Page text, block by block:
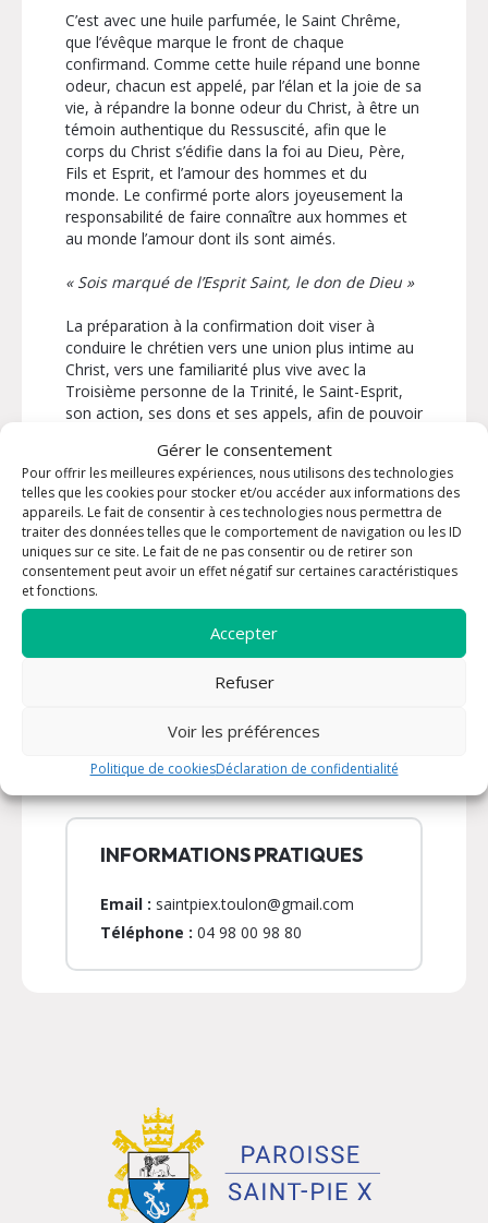
Gérer le consentement
Pour offrir les meilleures expériences, nous utilisons des technologies
telles que les cookies pour stocker et/ou accéder aux informations des
appareils. Le fait de consentir à ces technologies nous permettra de
traiter des données telles que le comportement de navigation ou les ID
uniques sur ce site. Le fait de ne pas consentir ou de retirer son
consentement peut avoir un effet négatif sur certaines caractéristiques
et fonctions.
Accepter
Refuser
Voir les préférences
Politique de cookiesDéclaration de confidentialité
C’est avec une huile parfumée, le Saint Chrême,
que l’évêque marque le front de chaque
confirmand. Comme cette huile répand une bonne
odeur, chacun est appelé, par l’élan et la joie de sa
vie, à répandre la bonne odeur du Christ, à être un
témoin authentique du Ressuscité, afin que le
corps du Christ s’édifie dans la foi au Dieu, Père,
Fils et Esprit, et l’amour des hommes et du
monde. Le confirmé porte alors joyeusement la
responsabilité de faire connaître aux hommes et
au monde l’amour dont ils sont aimés.
« Sois marqué de l’Esprit Saint, le don de Dieu »
La préparation à la confirmation doit viser à
conduire le chrétien vers une union plus intime au
Christ, vers une familiarité plus vive avec la
Troisième personne de la Trinité, le Saint-Esprit,
son action, ses dons et ses appels, afin de pouvoir
Il est possible à la paroisse de se préparer et de
recevoir la CONFIRMATION en tant qu’ENFANT,
voici les informations pratiques
Il est possible à la paroisse de demander un
extrait de BAPTEME, voici les informations
Il est possible à la paroisse de se préparer et de
N’hésitez pas à prendre rendez-vous avec un
prêtre et/ou à rencontrer un prêtre.
INFORMATIONS PRATIQUES
Email : saintpiex.toulon@gmail.com
Téléphone : 04 98 00 98 80